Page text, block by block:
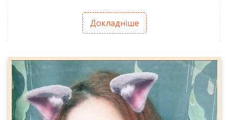
Докладніше